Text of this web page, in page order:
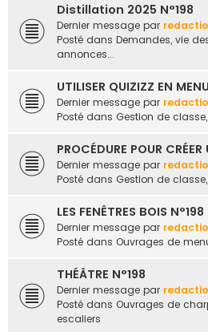
Distillation 2025 N°198
Dernier message par
Posté dans Demandes, vie
annonces...
UTILISER QUIZIZZ EN
Dernier message par
Posté dans Gestion de
PROCÉDURE POUR
Dernier message par
Posté dans Gestion de
LES FENÊTRES BOIS N°198
Dernier message par
Posté dans Ouvrages de
THÉÂTRE N°198
Dernier message par
Posté dans Ouvrages de
escaliers